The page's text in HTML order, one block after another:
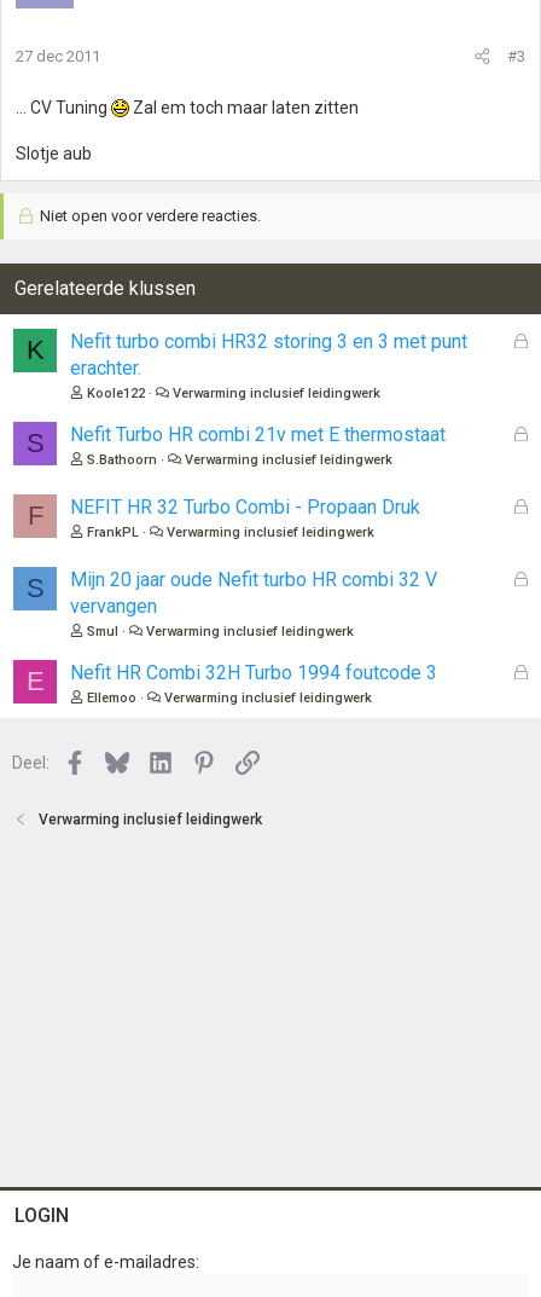
27 dec 2011 #3
... CV Tuning Zal em toch maar laten zitten
Slotje aub
Niet open voor verdere reacties.
Gerelateerde klussen
K
G
o
Nefit turbo combi HR32 storing 3 en 3 met punt
erachter.
Koole122 Verwarming inclusief leidingwerk
S
G
n
Nefit Turbo HR combi 21v met E thermostaat
S.Bathoorn Verwarming inclusief leidingwerk
F
G
NEFIT HR 32 Turbo Combi - Propaan Druk
FrankPL Verwarming inclusief leidingwerk
S
G
o
Mijn 20 jaar oude Nefit turbo HR combi 32 V
vervangen
Smul Verwarming inclusief leidingwerk
E
G
Nefit HR Combi 32H Turbo 1994 foutcode 3
Ellemoo Verwarming inclusief leidingwerk
Deel: Facebook
BlueskyLinkedInPinterest
Link
Verwarming inclusief leidingwerk
LOGIN
Je naam of e-mailadres